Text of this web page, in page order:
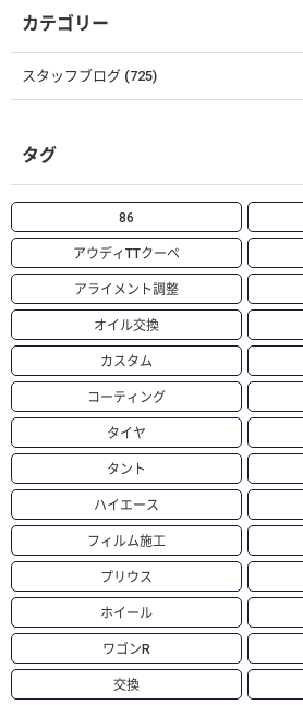
カテゴリー
スタッフブログ (725)
タグ
86
アウディTTクーペ
アライメント調整
オイル交換
カスタム
コーティング
タイヤ
タント
ハイエース
フィルム施工
プリウス
ホイール
ワゴンR
交換